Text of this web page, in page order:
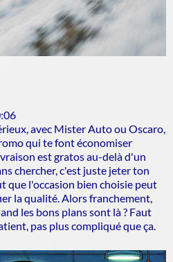
avec Mister Auto ou Oscaro,
qui te font économiser
est gratos au-delà d'un
chercher, c'est juste jeter ton
que l'occasion bien choisie peut
la qualité. Alors franchement,
les bons plans sont là ? Faut
pas plus compliqué que ça.